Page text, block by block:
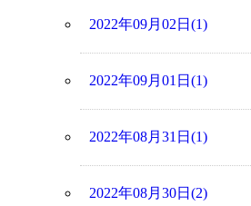
2022年09月02日(1)
2022年09月01日(1)
2022年08月31日(1)
2022年08月30日(2)